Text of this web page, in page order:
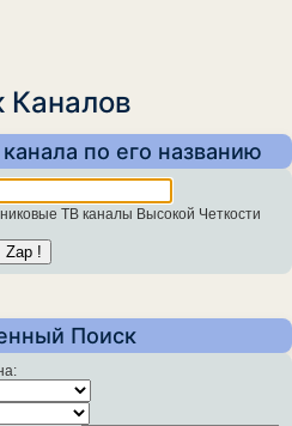
Каналов
по его названию
ТВ каналы Высокой Четкости
Поиск